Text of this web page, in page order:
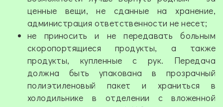
ценные вещи, не сданные на хранение,
администрация ответственности не несет;
не приносить и не передавать больным
скоропортящиеся продукты, а также
продукты, купленные с рук. Передача
должна быть упакована в прозрачный
полиэтиленовый пакет и храниться в
холодильнике в отделении с вложенной